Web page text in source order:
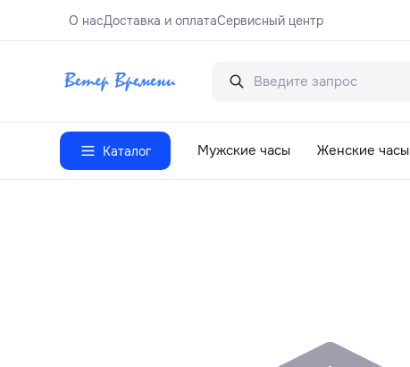
О насДоставка и оплатаСервисный центр
Каталог Мужские часы Женские часы